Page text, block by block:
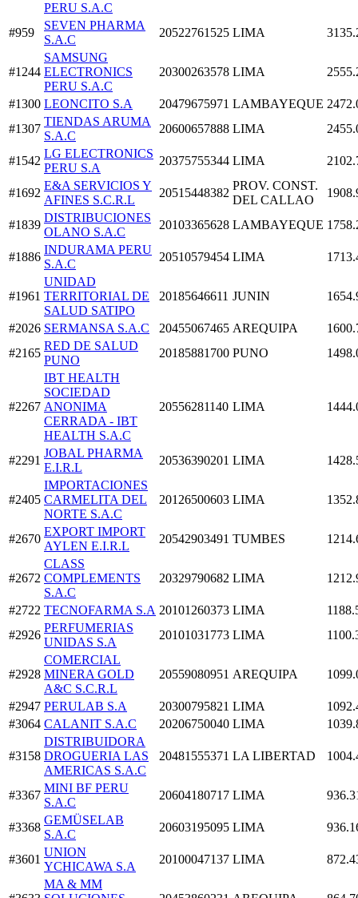
PERU S.A.C
#959
SEVEN PHARMA
S.A.C
20522761525 LIMA
#1244
SAMSUNG
ELECTRONICS
PERU S.A.C
20300263578 LIMA
#1300 LEONCITO S.A 20479675971 LAMBAYEQUE
#1307
TIENDAS ARUMA
S.A.C
20600657888 LIMA
#1542
LG ELECTRONICS
PERU S.A
20375755344 LIMA
#1692
E&A SERVICIOS Y
AFINES S.C.R.L
20515448382
PROV. CONST.
DEL CALLAO
#1839
DISTRIBUCIONES
OLANO S.A.C
20103365628 LAMBAYEQUE
#1886
INDURAMA PERU
S.A.C
20510579454 LIMA
#1961
UNIDAD
TERRITORIAL DE
SALUD SATIPO
20185646611 JUNIN
#2026 SERMANSA S.A.C 20455067465 AREQUIPA
#2165
RED DE SALUD
PUNO
20185881700 PUNO
#2267
IBT HEALTH
SOCIEDAD
ANONIMA
CERRADA - IBT
HEALTH S.A.C
20556281140 LIMA
#2291
JOBAL PHARMA
E.I.R.L
20536390201 LIMA
#2405
IMPORTACIONES
CARMELITA DEL
NORTE S.A.C
20126500603 LIMA
#2670
EXPORT IMPORT
AYLEN E.I.R.L
20542903491 TUMBES
#2672
CLASS
COMPLEMENTS
S.A.C
20329790682 LIMA
#2722 TECNOFARMA S.A 20101260373 LIMA
#2926
PERFUMERIAS
UNIDAS S.A
20101031773 LIMA
#2928
COMERCIAL
MINERA GOLD
A&C S.C.R.L
20559080951 AREQUIPA
#2947 PERULAB S.A 20300795821 LIMA
#3064 CALANIT S.A.C 20206750040 LIMA
#3158
DISTRIBUIDORA
DROGUERIA LAS
AMERICAS S.A.C
20481555371 LA LIBERTAD
#3367
MINI BF PERU
S.A.C
20604180717 LIMA
#3368
GEMÜSELAB
S.A.C
20603195095 LIMA
#3601
UNION
YCHICAWA S.A
20100047137 LIMA
MA & MM